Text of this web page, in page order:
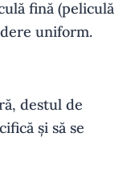
fină (peliculă
uniform.
destul de
și să se